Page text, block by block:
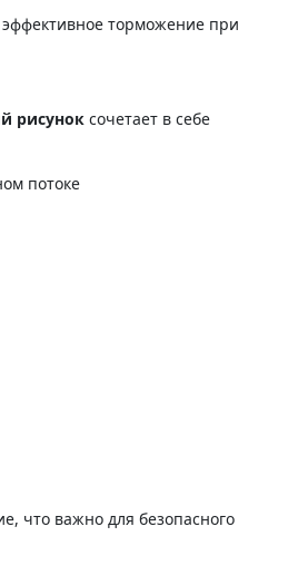
торможение при
рисунок сочетает в себе
потоке
что важно для безопасного